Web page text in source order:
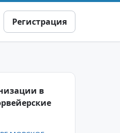
Регистрация
в